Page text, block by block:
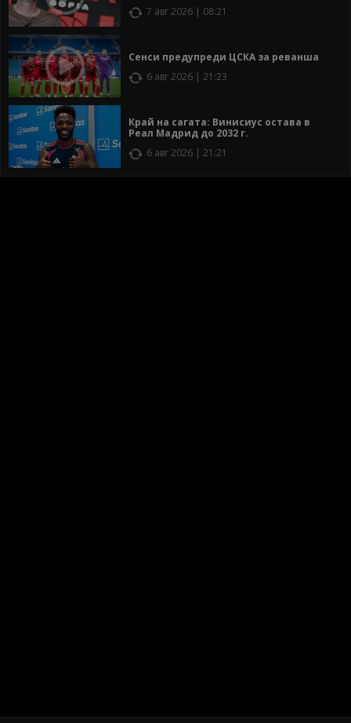
7 авг 2026 | 08:21
Сенси предупреди ЦСКА за реванша
6 авг 2026 | 21:23
Край на сагата: Винисиус остава в
Реал Мадрид до 2032 г.
6 авг 2026 | 21:21